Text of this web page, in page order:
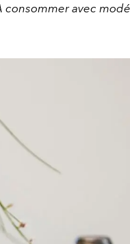
consommer avec